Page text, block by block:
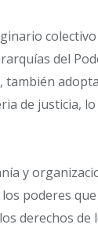
del
de justicia,
y
poderes
derechos de